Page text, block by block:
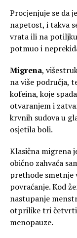
Procjenjuje se da
napetost, i takva
vrata ili na
potmuo i
Migrena,
na više područja,
kofeina, koje
otvaranjem i
krvnih sudova u
osjetila boli.
Klasična migrena
obično zahvaća
prethode smetnje
povraćanje. Kod
nastupanje
otprilike tri
menopauze.